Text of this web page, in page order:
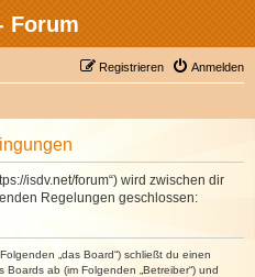
Forum
Anmelden
Registrieren
isdv.net/forum“) wird zwischen dir
Regelungen geschlossen:
„das Board“) schließt du einen
ab (im Folgenden „Betreiber“) und